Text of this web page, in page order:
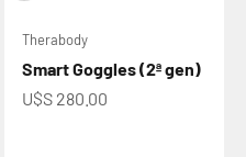
Therabody
Smart Goggles (2ª gen)
Precio de oferta
U$S 280.00